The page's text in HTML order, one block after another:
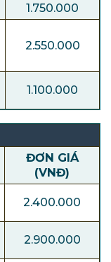
1.750.000
2.550.000
1.100.000
ĐƠN GIÁ
(VNĐ)
2.400.000
2.900.000